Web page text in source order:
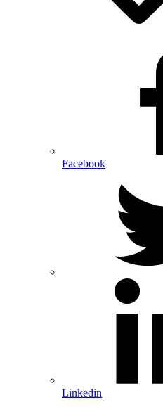
Facebook
Linkedin